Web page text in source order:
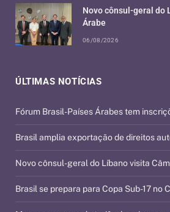
ÚLTIMAS NOTÍCIAS
Fórum Brasil-Países Árabes tem
Brasil amplia exportação de direitos
Novo cônsul-geral do Líbano visita
Brasil se prepara para Copa Sub-17 no
Novo cônsul-geral do
Árabe
06/08/2026